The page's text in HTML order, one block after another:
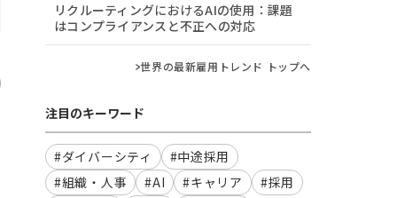
リクルーティングにおけるAIの使用：課題
はコンプライアンスと不正への対応
世界の最新雇用トレンド トップへ
注目のキーワード
#ダイバーシティ
#中途採用
#組織・人事
#AI #キャリア
#採用